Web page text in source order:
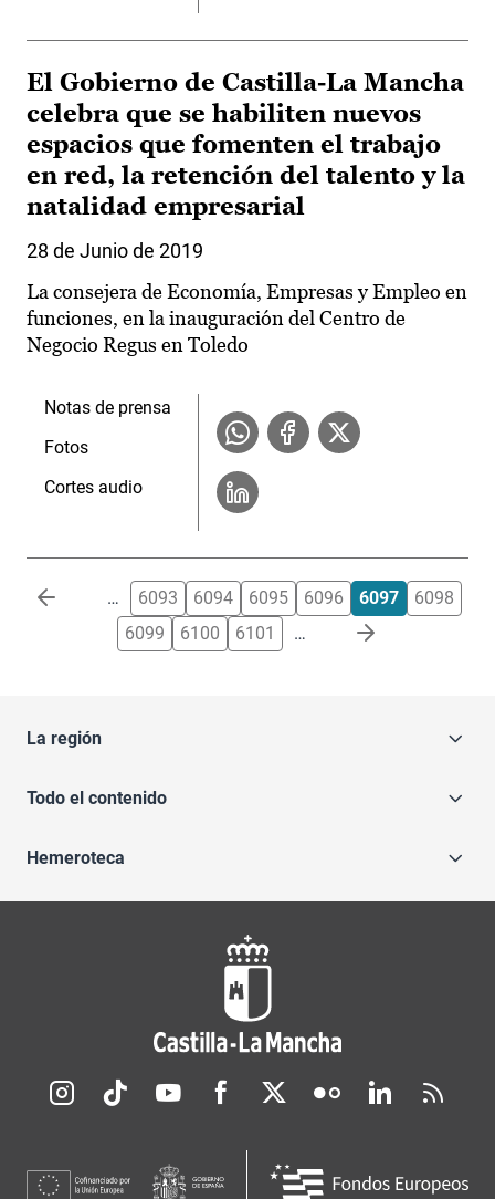
El Gobierno de Castilla-La Mancha
celebra que se habiliten nuevos
espacios que fomenten el trabajo
en red, la retención del talento y la
natalidad empresarial
28 de Junio de 2019
La consejera de Economía, Empresas y Empleo en
funciones, en la inauguración del Centro de
Negocio Regus en Toledo
Notas de prensa
Fotos
Cortes audio
Paginación … 6093 6094 6095 6096 6097
6098
6099
6100 6101 …
La región
Todo el contenido
Hemeroteca
Redes sociales JCCM